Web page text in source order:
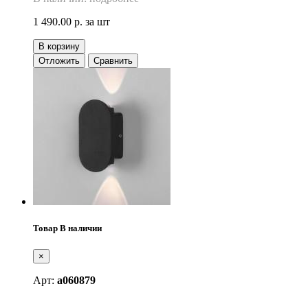
1 490.00 р. за шт
В корзину
Отложить
Сравнить
Товар В наличии
×
Арт: a060879